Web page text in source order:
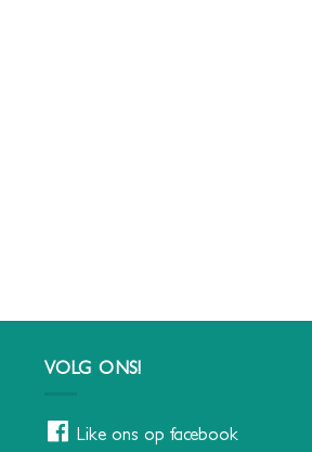
VOLG ONS!
Like ons op facebook